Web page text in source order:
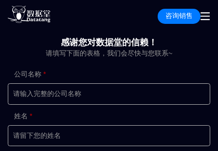
咨询销售
感谢您对数据堂的信赖！
请填写下面的表格，我们会尽快与您联系~
公司名称
姓名